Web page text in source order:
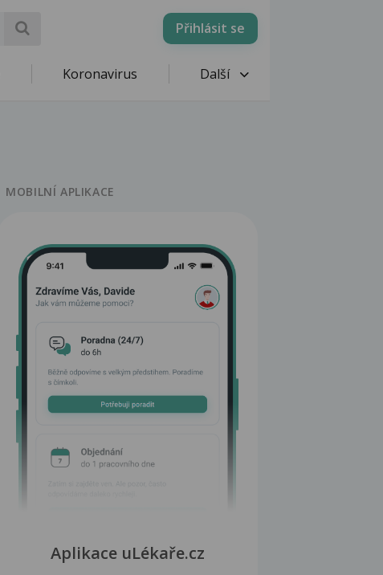
Přihlásit se
Koronavirus Další
MOBILNÍ APLIKACE
Aplikace uLékaře.cz